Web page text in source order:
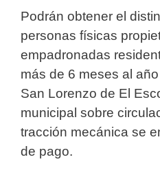
Podrán obtener el
personas físicas
empadronadas
más de 6 meses al
San Lorenzo de El
municipal sobre
tracción mecánica se
de pago.